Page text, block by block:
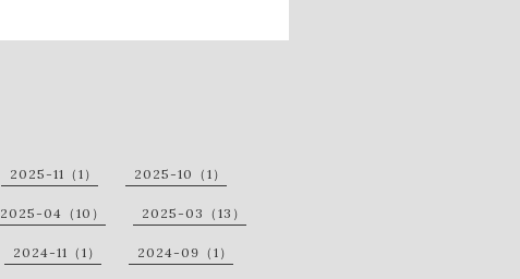
2025-11（1） 2025-10（1）
2025-04（10） 2025-03（13）
2024-11（1） 2024-09（1）